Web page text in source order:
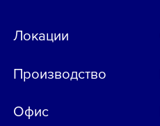
Локации
Производство
Офис